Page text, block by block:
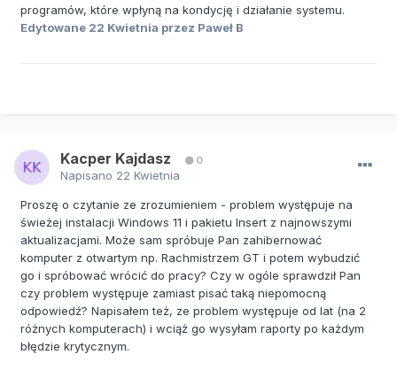
programów, które wpłyną na kondycję i działanie systemu.
Edytowane 22 Kwietnia przez Paweł B
Kacper Kajdasz 0
Napisano 22 Kwietnia
Proszę o czytanie ze zrozumieniem - problem występuje na
świeżej instalacji Windows 11 i pakietu Insert z najnowszymi
aktualizacjami. Może sam spróbuje Pan zahibernować
komputer z otwartym np. Rachmistrzem GT i potem wybudzić
go i spróbować wrócić do pracy? Czy w ogóle sprawdził Pan
czy problem występuje zamiast pisać taką niepomocną
odpowiedź? Napisałem też, ze problem występuje od lat (na 2
różnych komputerach) i wciąż go wysyłam raporty po każdym
błędzie krytycznym.